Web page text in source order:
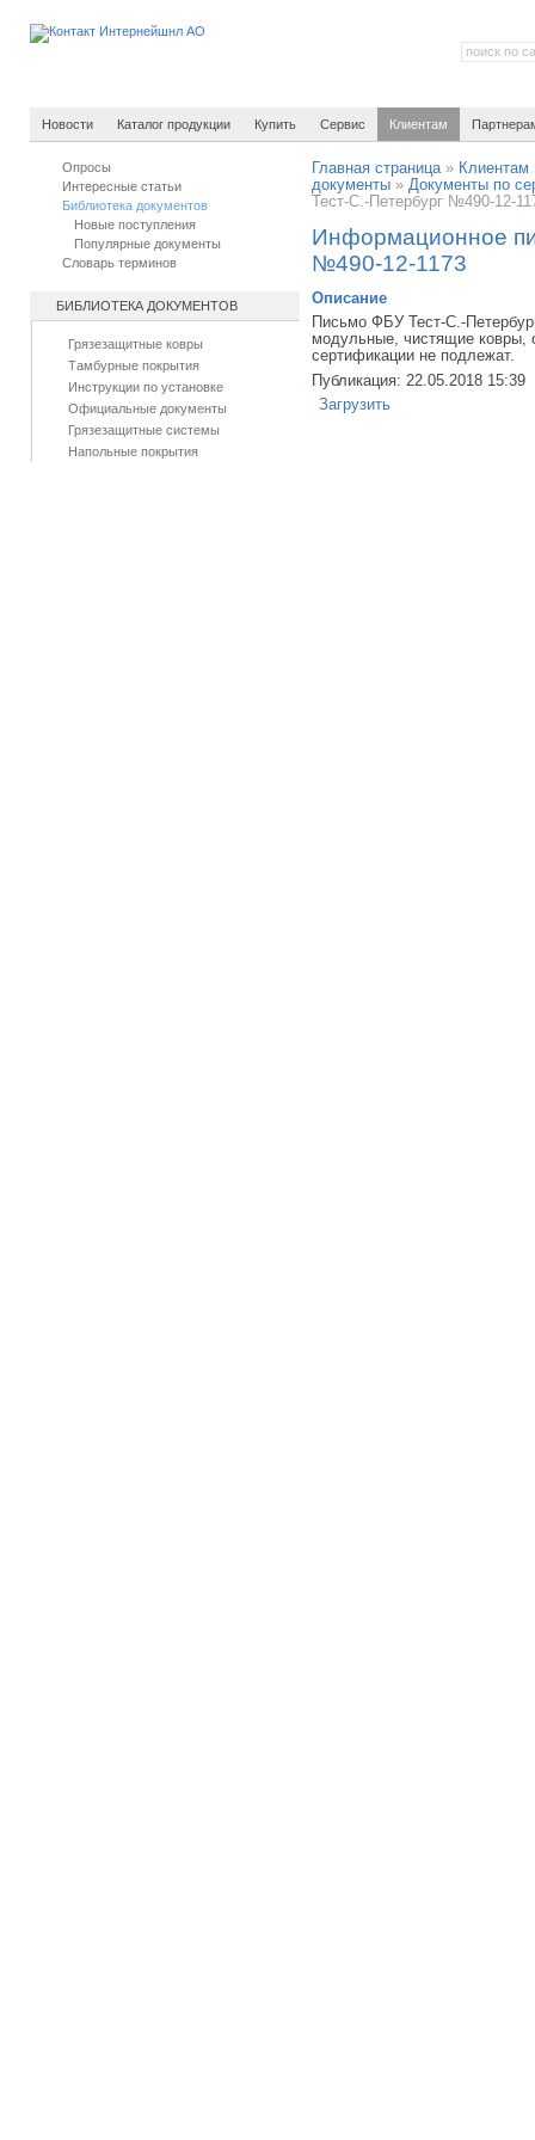
Новости Каталог продукции Купить Сервис Клиентам
Опросы
Интересные статьи
Библиотека документов
Новые поступления
Популярные документы
Словарь терминов
БИБЛИОТЕКА ДОКУМЕНТОВ
Грязезащитные ковры
Тамбурные покрытия
Инструкции по установке
Официальные документы
Грязезащитные системы
Напольные покрытия
Главная страница» Клиентам
документы »Документы по
Тест-С.-Петербург №490-12-
Информационное
№490-12-1173
Описание
Письмо ФБУ Тест-С.-
модульные, чистящие ковры,
сертификации не подлежат.
Публикация: 22.05.2018
Загрузить